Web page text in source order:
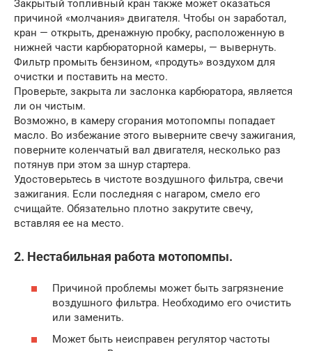
Закрытый топливный кран также может оказаться
причиной «молчания» двигателя. Чтобы он заработал,
кран — открыть, дренажную пробку, расположенную в
нижней части карбюраторной камеры, — вывернуть.
Фильтр промыть бензином, «продуть» воздухом для
очистки и поставить на место.
Проверьте, закрыта ли заслонка карбюратора, является
ли он чистым.
Возможно, в камеру сгорания мотопомпы попадает
масло. Во избежание этого выверните свечу зажигания,
поверните коленчатый вал двигателя, несколько раз
потянув при этом за шнур стартера.
Удостоверьтесь в чистоте воздушного фильтра, свечи
зажигания. Если последняя с нагаром, смело его
счищайте. Обязательно плотно закрутите свечу,
вставляя ее на место.
2. Нестабильная работа мотопомпы.
Причиной проблемы может быть загрязнение
воздушного фильтра. Необходимо его очистить
или заменить.
Может быть неисправен регулятор частоты